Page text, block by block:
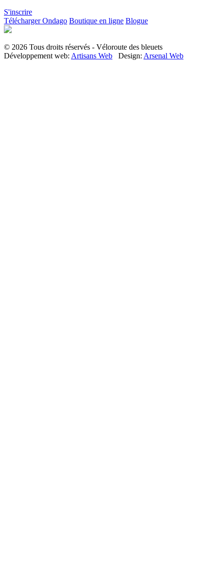
S'inscrire
Télécharger Ondago Boutique en ligne Blogue
© 2026 Tous droits réservés - Véloroute des bleuets
Développement web: Artisans Web Design: Arsenal Web